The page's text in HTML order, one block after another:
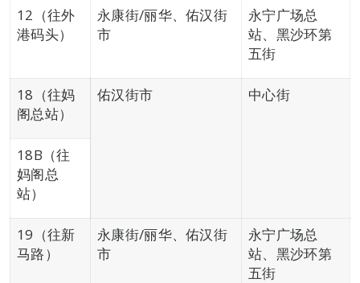
12（往外
港码头）
永康街/丽华、佑汉街
市
永宁广场总
站、黑沙环第
五街
18（往妈
阁总站）
佑汉街市 中心街
18B（往
妈阁总
站）
19（往新
马路）
永康街/丽华、佑汉街
市
永宁广场总
站、黑沙环第
五街